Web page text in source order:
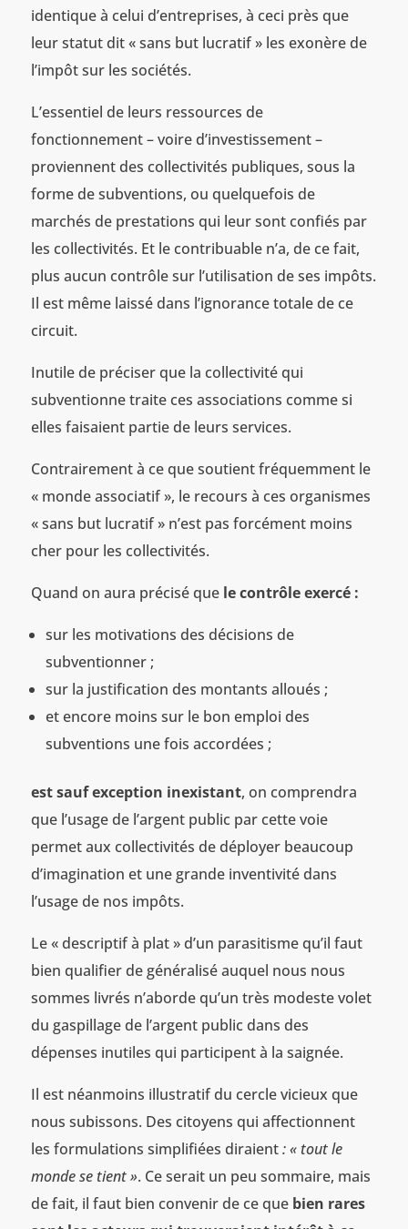
identique à celui d’entreprises, à ceci près que
leur statut dit « sans but lucratif » les exonère de
l’impôt sur les sociétés.
L’essentiel de leurs ressources de
fonctionnement – voire d’investissement –
proviennent des collectivités publiques, sous la
forme de subventions, ou quelquefois de
marchés de prestations qui leur sont confiés par
les collectivités. Et le contribuable n’a, de ce fait,
plus aucun contrôle sur l’utilisation de ses impôts.
Il est même laissé dans l’ignorance totale de ce
circuit.
Inutile de préciser que la collectivité qui
subventionne traite ces associations comme si
elles faisaient partie de leurs services.
Contrairement à ce que soutient fréquemment le
« monde associatif », le recours à ces organismes
« sans but lucratif » n’est pas forcément moins
cher pour les collectivités.
Quand on aura précisé que le contrôle exercé :
sur les motivations des décisions de
subventionner ;
sur la justification des montants alloués ;
et encore moins sur le bon emploi des
subventions une fois accordées ;
est sauf exception inexistant, on comprendra
que l’usage de l’argent public par cette voie
permet aux collectivités de déployer beaucoup
d’imagination et une grande inventivité dans
l’usage de nos impôts.
Le « descriptif à plat » d’un parasitisme qu’il faut
bien qualifier de généralisé auquel nous nous
sommes livrés n’aborde qu’un très modeste volet
du gaspillage de l’argent public dans des
dépenses inutiles qui participent à la saignée.
Il est néanmoins illustratif du cercle vicieux que
nous subissons. Des citoyens qui affectionnent
les formulations simplifiées diraient: « tout le
mondese tient ». Ce serait un peu sommaire, mais
de fait, il faut bien convenir de ce que bien rares